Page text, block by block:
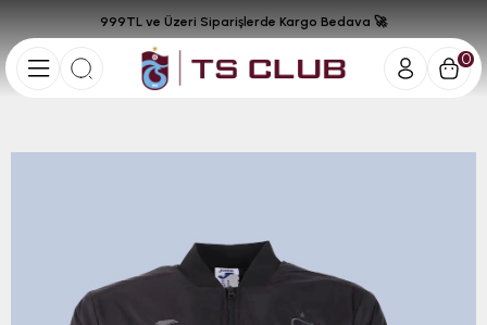
0
999TL ve Üzeri Siparişlerde Kargo Bedava 🚀